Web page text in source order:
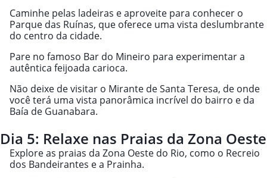
Caminhe pelas ladeiras e aproveite para conhecer o
Parque das Ruínas, que oferece uma vista deslumbrante
do centro da cidade.
Pare no famoso Bar do Mineiro para experimentar a
autêntica feijoada carioca.
Não deixe de visitar o Mirante de Santa Teresa, de onde
você terá uma vista panorâmica incrível do bairro e da
Baía de Guanabara.
Dia 5: Relaxe nas Praias da Zona Oeste
Explore as praias da Zona Oeste do Rio, como o Recreio
dos Bandeirantes e a Prainha.